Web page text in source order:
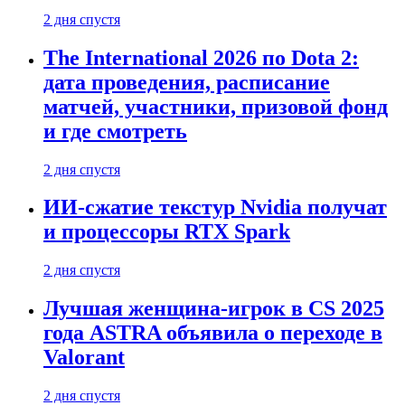
2 дня спустя
The International 2026 по Dota 2:
дата проведения, расписание
матчей, участники, призовой фонд
и где смотреть
2 дня спустя
ИИ-сжатие текстур Nvidia получат
и процессоры RTX Spark
2 дня спустя
Лучшая женщина-игрок в CS 2025
года ASTRA объявила о переходе в
Valorant
2 дня спустя